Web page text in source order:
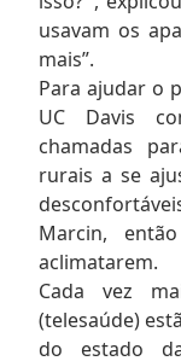
usavam os
mais”.
Para ajudar o
UC Davis
chamadas
rurais a se
Marcin,
aclimatarem.
Cada vez
(telesaúde)
do estado